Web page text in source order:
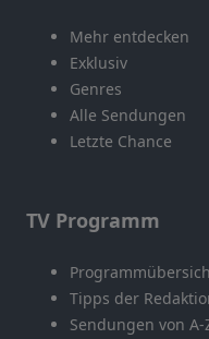
Mehr entdecken
Exklusiv
Genres
Alle Sendungen
Letzte Chance
TV Programm
Tipps der
Sendungen von A-